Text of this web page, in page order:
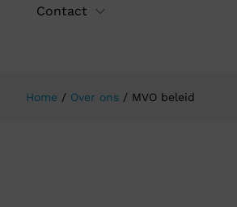
Contact
Home / Over ons / MVO beleid